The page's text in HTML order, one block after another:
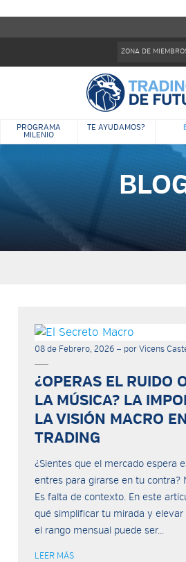
ZONA DE
PROGRAMA
MILENIO
TE AYUDAMOS?
08 de Febrero, 2026 — por Vicens
¿OPERAS EL RUIDO
LA MÚSICA? LA
LA VISIÓN MACRO
TRADING
¿Sientes que el mercado espera
entres para girarse en tu contra?
Es falta de contexto. En este
qué simplificar tu mirada y elevar
el rango mensual puede ser...
LEER MÁS